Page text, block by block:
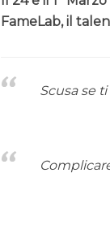
FameLab, il
Scusa se